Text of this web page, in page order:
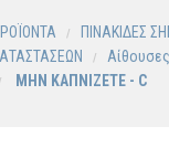
ΠΙΝΑΚΙΔΕΣ
ΜΗΝ ΚΑΠΝΙΖΕΤΕ - C